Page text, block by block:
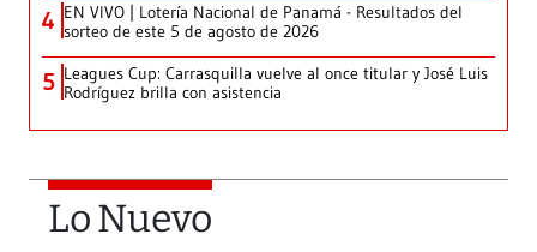
4 EN VIVO | Lotería Nacional de Panamá - Resultados del
sorteo de este 5 de agosto de 2026
5 Leagues Cup: Carrasquilla vuelve al once titular y José Luis
Rodríguez brilla con asistencia
Lo Nuevo